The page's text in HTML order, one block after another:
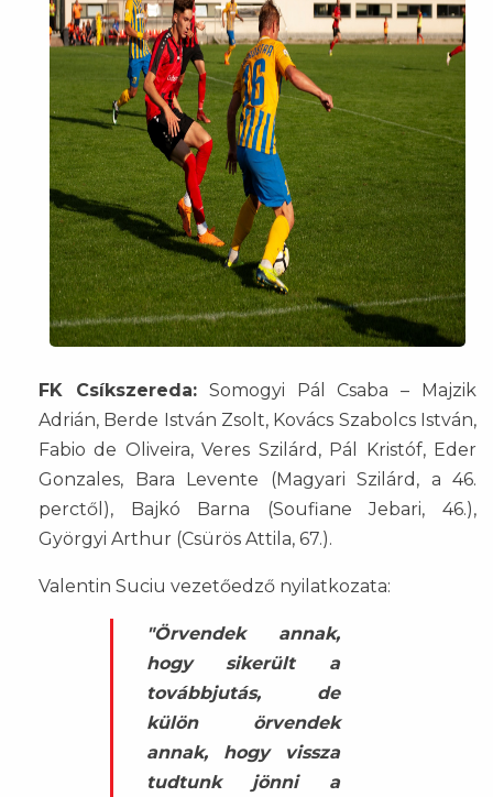
FK Csíkszereda:Somogyi Pál Csaba – Majzik
Adrián, Berde István Zsolt, Kovács Szabolcs István,
Fabio de Oliveira, Veres Szilárd, Pál Kristóf, Eder
Gonzales, Bara Levente (Magyari Szilárd, a 46.
perctől), Bajkó Barna (Soufiane Jebari, 46.),
Györgyi Arthur (Csürös Attila, 67.).
Valentin Suciu vezetőedző nyilatkozata:
"Örvendek annak,
hogy sikerült a
továbbjutás, de
külön örvendek
annak, hogy vissza
tudtunk jönni a